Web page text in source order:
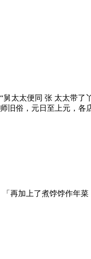
舅太太便同 张 太太带
旧俗，元日至上元，
「再加上了煮饽饽作年菜